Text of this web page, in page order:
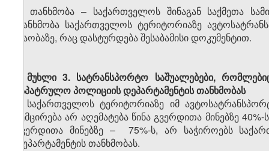
გ) თანხმობა – საქართველოს შინაგან საქმეთა
თანხმობა საქართველოს ტერიტორიაზე
თაობაზე, რაც დასტურდება შესაბამისი დოკუმენტით.
მუხლი 3. სატრანსპორტო საშუალებები,
საპატრულო პოლიციის დეპარტამენტის თანხმობას
საქართველოს ტერიტორიაზე იმ
შემცირება არ აღემატება წინა გვერდითა მინებზე
გვერდითა მინებზე – 75%-ს, არ საჭიროებს
დეპარტამენტის თანხმობას.